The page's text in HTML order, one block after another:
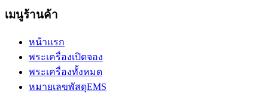
เมนูร้านค้า
หน้าแรก
พระเครื่องเปิดจอง
พระเครื่องทั้งหมด
หมายเลขพัสดุEMS